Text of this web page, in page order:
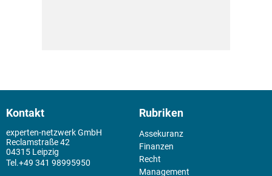
Kontakt
experten-netzwerk GmbH
Reclamstraße 42
04315 Leipzig
+49 341 98995950
Rubriken
Assekuranz
Finanzen
Recht
Management